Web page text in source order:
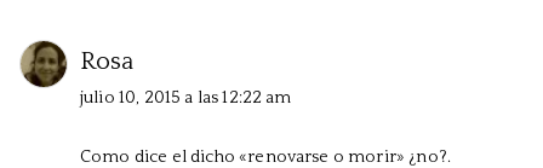
Rosa
julio 10, 2015 a las 12:22 am
Como dice el dicho «renovarse o morir» ¿no?.